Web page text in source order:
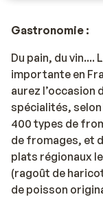
Gastronomie :
Du pain, du vin....
importante en
aurez l’occasion
spécialités, selon
400 types de
de fromages, et
plats régionaux
(ragoût de
de poisson